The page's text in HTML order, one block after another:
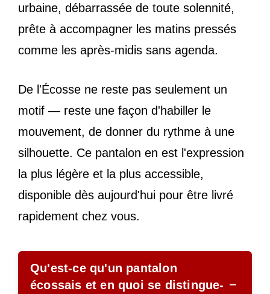
urbaine, débarrassée de toute solennité,
prête à accompagner les matins pressés
comme les après-midis sans agenda.
De l'Écosse ne reste pas seulement un
motif — reste une façon d'habiller le
mouvement, de donner du rythme à une
silhouette. Ce pantalon en est l'expression
la plus légère et la plus accessible,
disponible dès aujourd'hui pour être livré
rapidement chez vous.
Qu'est-ce qu'un pantalon
écossais et en quoi se distingue- −